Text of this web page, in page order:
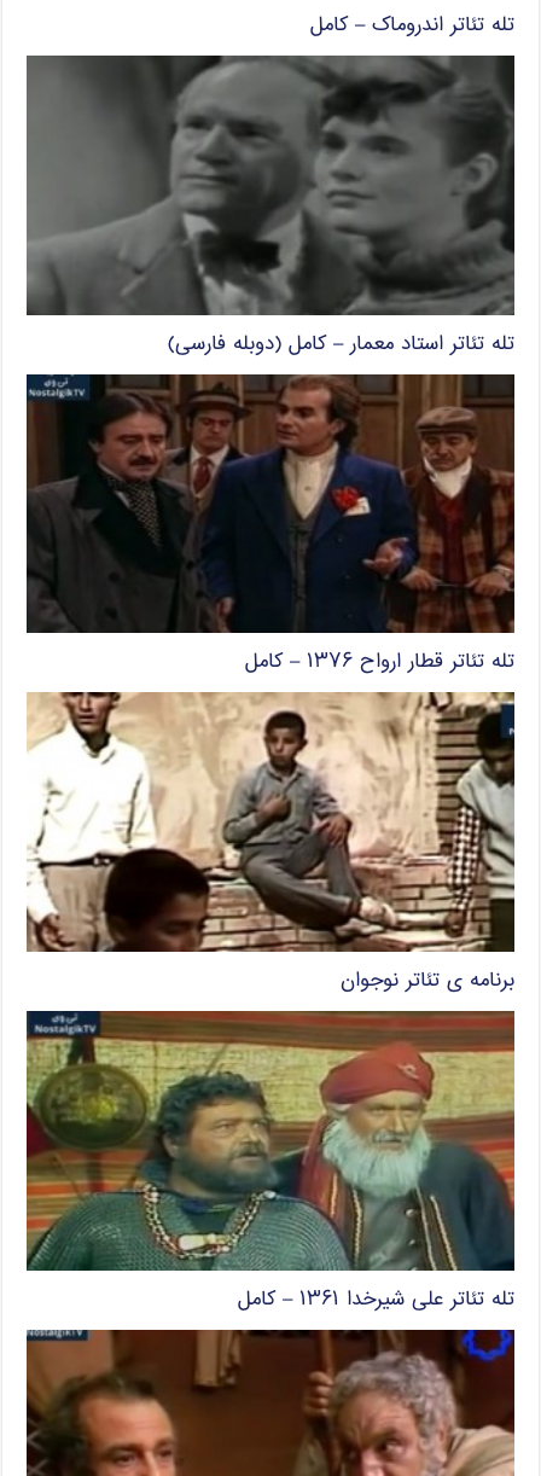
تله تئاتر اندروماک – کامل
تله تئاتر استاد معمار – کامل (دوبله فارسی)
تله تئاتر قطار ارواح ۱۳۷۶ – کامل
برنامه ی تئاتر نوجوان
تله تئاتر علی شیرخدا ۱۳۶۱ – کامل